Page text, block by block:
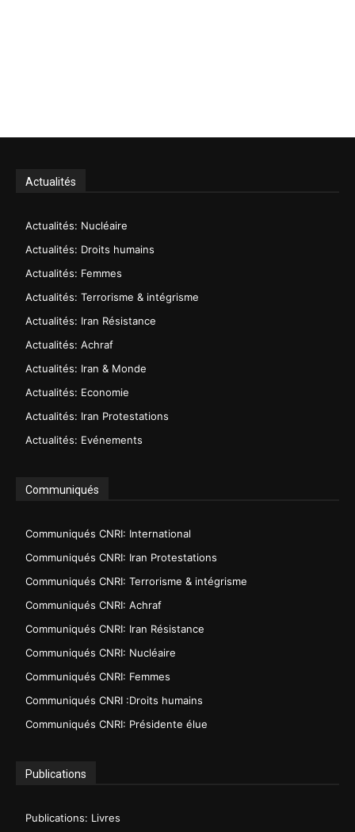
Actualités
Actualités: Nucléaire
Actualités: Droits humains
Actualités: Femmes
Actualités: Terrorisme & intégrisme
Actualités: Iran Résistance
Actualités: Achraf
Actualités: Iran & Monde
Actualités: Economie
Actualités: Iran Protestations
Actualités: Evénements
Communiqués
Communiqués CNRI: International
Communiqués CNRI: Iran Protestations
Communiqués CNRI: Terrorisme & intégrisme
Communiqués CNRI: Achraf
Communiqués CNRI: Iran Résistance
Communiqués CNRI: Nucléaire
Communiqués CNRI: Femmes
Communiqués CNRI :Droits humains
Communiqués CNRI: Présidente élue
Publications
Publications: Livres